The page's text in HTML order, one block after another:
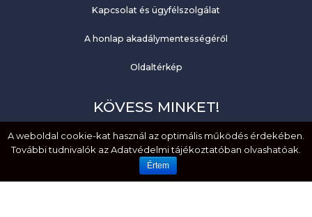
Kapcsolat és ügyfélszolgálat
A honlap akadálymentességéről
Oldaltérkép
KÖVESS MINKET!
Facebook
YouTube
A weboldal cookie-kat használ az optimális működés érdekében.
További tudnivalók az Adatvédelmi tájékoztatóban olvashatóak.
Értem